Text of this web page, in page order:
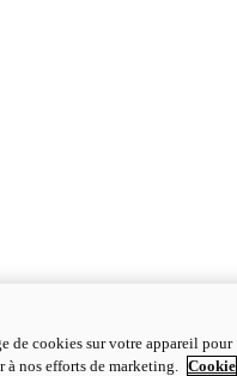
de cookies sur votre appareil pour
nos efforts de marketing. Cookie